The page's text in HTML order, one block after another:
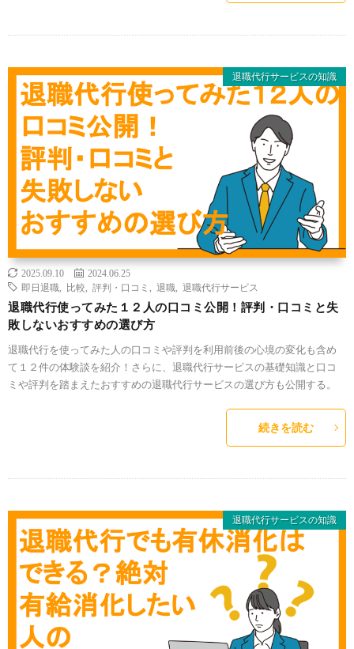
退職代行サービスの知識
2025.09.10
2024.06.25
即日退職
比較 評判・口コミ 退職 退職代行サービス
退職代行使ってみた１２人の口コミ公開！評判・口コミと失
敗しないおすすめの選び方
退職代行を使ってみた人の口コミや評判を利用前後の心境の変化も含め
て１２件の体験談を紹介！さらに、退職代行サービスの基礎知識と口コ
ミや評判を踏まえたおすすめの退職代行サービスの選び方も公開する。
続きを読む
退職代行サービスの知識